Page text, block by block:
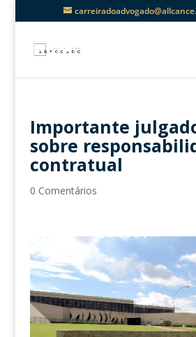
Importante
sobre
contratual
0 Comentários